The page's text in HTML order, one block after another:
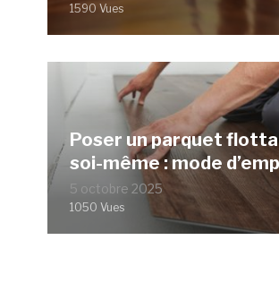
1590 Vues
Poser un parquet
soi-même : mode
5 octobre 2025
1050 Vues